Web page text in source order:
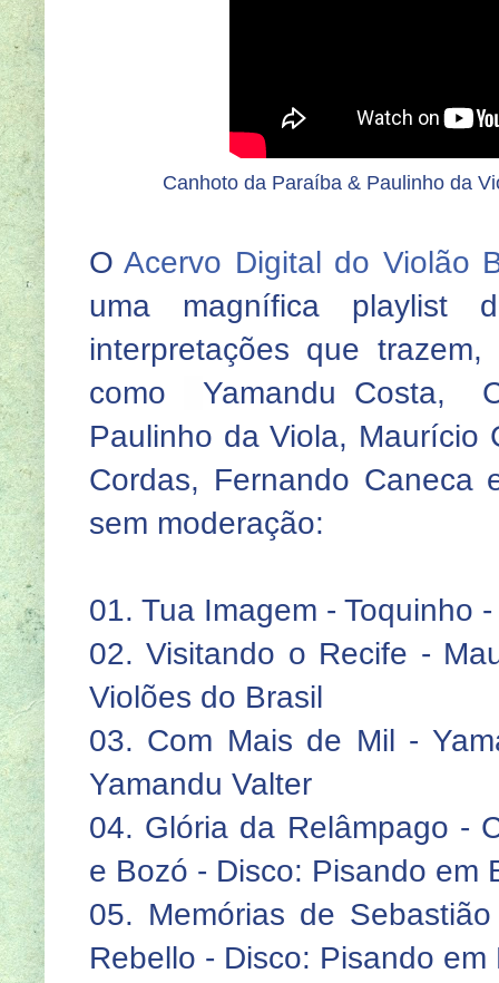
Canhoto da Paraíba & Paulinho da
OAcervo Digital do Violão
uma magnífica playlist
interpretações que
como
Yamandu Costa,
Paulinho da Viola, Maurício
Cordas, Fernando
sem moderação:
01. Tua Imagem - Toquinho
02. Visitando o Recife -
Violões do Brasil
03. Com Mais de Mil -
Yamandu Valter
04. Glória da Relâmpago -
e Bozó - Disco: Pisando em
05. Memórias de
Rebello - Disco: Pisando em